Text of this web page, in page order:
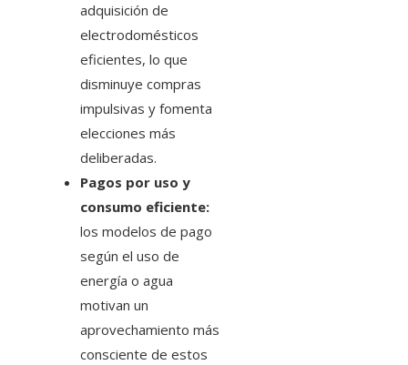
adquisición de
electrodomésticos
eficientes, lo que
disminuye compras
impulsivas y fomenta
elecciones más
deliberadas.
Pagos por uso y
consumo eficiente:
los modelos de pago
según el uso de
energía o agua
motivan un
aprovechamiento más
consciente de estos